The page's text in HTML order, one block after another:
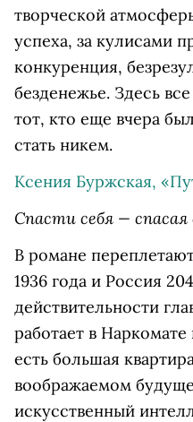
творческой
успеха, за кулисами
конкуренция,
безденежье. Здесь
тот, кто еще вчера
стать никем.
Ксения Буржская,
Спасти себя — спасая
В романе
1936 года и Россия
действительности
работает в
есть большая
воображаемом
искусственный